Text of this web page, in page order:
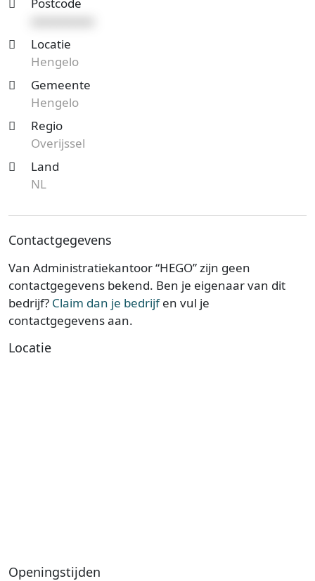
Locatie
Hengelo
Gemeente
Hengelo
Regio
Overijssel
Land
NL
Contactgegevens
Van Administratiekantoor “HEGO” zijn geen
contactgegevens bekend. Ben je eigenaar van dit
bedrijf? Claim dan je bedrijfen vul je
contactgegevens aan.
Locatie
Openingstijden